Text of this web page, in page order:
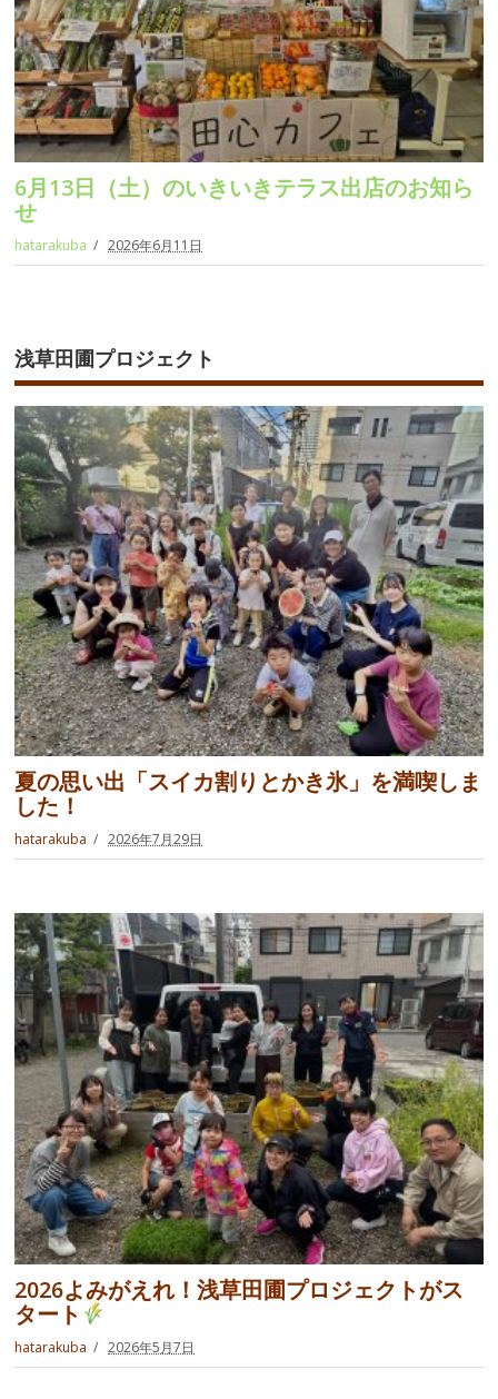
6月13日（土）のいきいきテラス出店のお知ら
せ
hatarakuba 2026年6月11日
浅草田圃プロジェクト
夏の思い出「スイカ割りとかき氷」を満喫しま
した！
hatarakuba 2026年7月29日
2026よみがえれ！浅草田圃プロジェクトがス
タート
hatarakuba 2026年5月7日